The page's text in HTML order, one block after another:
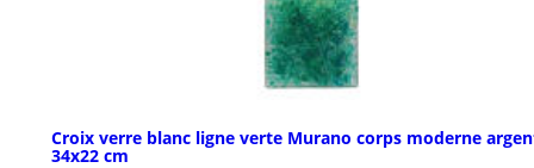
Croix verre blanc ligne verte Murano corps moderne
34x22 cm